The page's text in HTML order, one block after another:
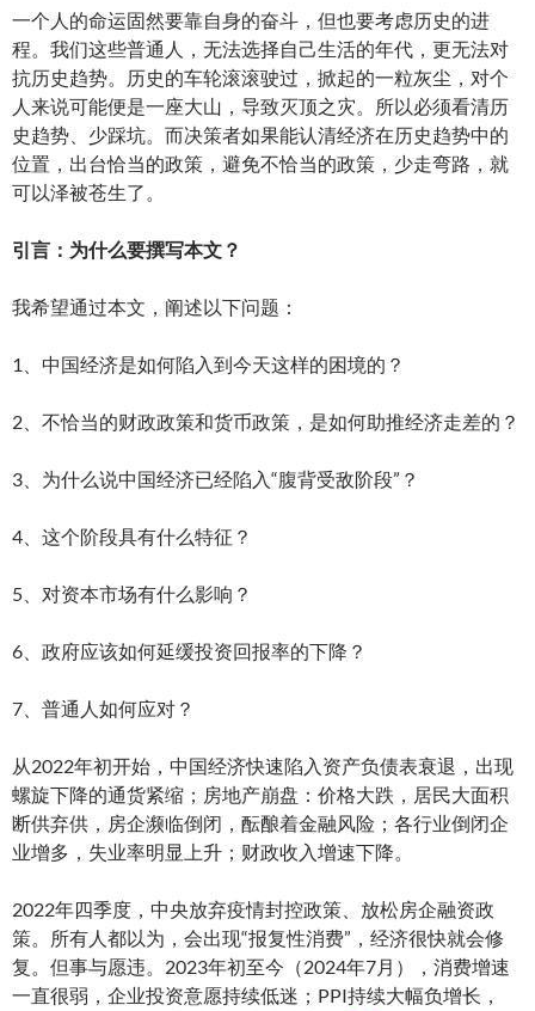
一个人的命运固然要靠自身的奋斗，但也要考虑历史的进
程。我们这些普通人，无法选择自己生活的年代，更无法对
抗历史趋势。历史的车轮滚滚驶过，掀起的一粒灰尘，对个
人来说可能便是一座大山，导致灭顶之灾。所以必须看清历
史趋势、少踩坑。而决策者如果能认清经济在历史趋势中的
位置，出台恰当的政策，避免不恰当的政策，少走弯路，就
可以泽被苍生了。
引言：为什么要撰写本文？
我希望通过本文，阐述以下问题：
1、中国经济是如何陷入到今天这样的困境的？
2、不恰当的财政政策和货币政策，是如何助推经济走差的？
3、为什么说中国经济已经陷入“腹背受敌阶段”？
4、这个阶段具有什么特征？
5、对资本市场有什么影响？
6、政府应该如何延缓投资回报率的下降？
7、普通人如何应对？
从2022年初开始，中国经济快速陷入资产负债表衰退，出现
螺旋下降的通货紧缩；房地产崩盘：价格大跌，居民大面积
断供弃供，房企濒临倒闭，酝酿着金融风险；各行业倒闭企
业增多，失业率明显上升；财政收入增速下降。
2022年四季度，中央放弃疫情封控政策、放松房企融资政
策。所有人都以为，会出现“报复性消费”，经济很快就会修
复。但事与愿违。2023年初至今（2024年7月），消费增速
一直很弱，企业投资意愿持续低迷；PPI持续大幅负增长，